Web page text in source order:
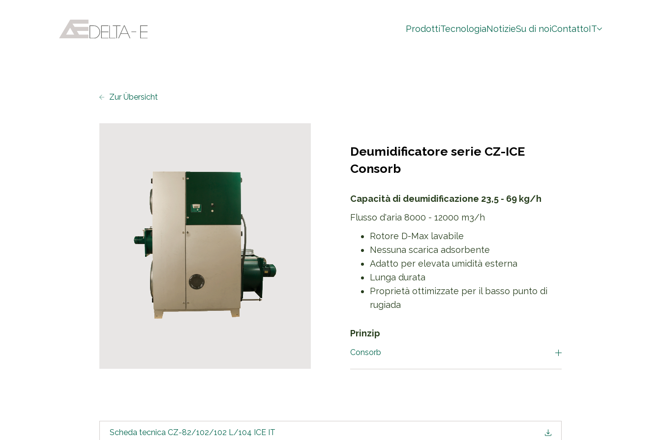
ProdottiTecnologiaNotizieSu di noiContattoIT
Zur Übersicht
Deumidificatore serie CZ-ICE
Consorb
Capacità di deumidificazione 23,5 - 69 kg/h
Flusso d'aria 8000 - 12000 m3/h
Rotore D-Max lavabile
Nessuna scarica adsorbente
Adatto per elevata umidità esterna
Lunga durata
Proprietà ottimizzate per il basso punto di
rugiada
Prinzip
Consorb
Scheda tecnica CZ-82/102/102 L/104 ICE IT